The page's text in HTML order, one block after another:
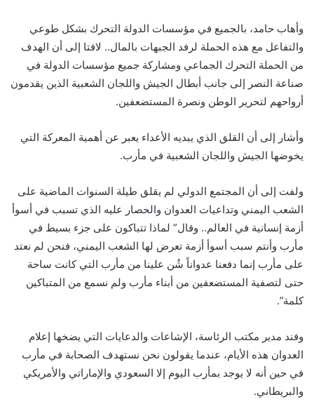
وأهاب حامد، بالجميع في مؤسسات الدولة التحرك بشكل طوعي
والتفاعل مع هذه الحملة لرفد الجبهات بالمال.. لافتا إلى أن الهدف
من الحملة التحرك الجماعي ومشاركة جميع مؤسسات الدولة في
صناعة النصر إلى جانب أبطال الجيش واللجان الشعبية الذين يقدمون
أرواحهم لتحرير الوطن ونصرة المستضعفين.
وأشار إلى أن القلق الذي يبديه الأعداء يعبر عن أهمية المعركة التي
يخوضها الجيش واللجان الشعبية في مأرب.
ولفت إلى أن المجتمع الدولي لم يقلق طيلة السنوات الماضية على
الشعب اليمني وتداعيات العدوان والحصار عليه الذي تسبب في أسوأ
أزمة إنسانية في العالم.. وقال” لماذا تتباكون على جزء بسيط في
مأرب وأنتم سبب أسوأ أزمة تعرض لها الشعب اليمني، فنحن لم نعتد
على مأرب إنما دفعنا عدواناً شُن علينا من مأرب التي كانت ساحة
حتى لتصفية المستضعفين من أبناء مأرب ولم نسمع من المتباكين
كلمة”.
وفند مدير مكتب الرئاسة، الإشاعات والدعايات التي يضخها إعلام
العدوان هذه الأيام، عندما يقولون نحن نستهدف الصحابة في مأرب
في حين أنه لا يوجد بمأرب اليوم إلا السعودي والإماراتي والأمريكي
والبريطاني.